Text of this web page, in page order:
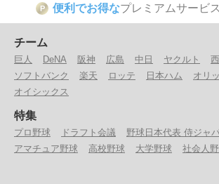
P 便利でお得なプレミアムサービ
チーム
巨人 DeNA 阪神 広島 中日 ヤクルト
ソフトバンク
楽天 ロッテ 日本ハム オリ
オイシックス
特集
プロ野球 ドラフト会議
野球日本代表 侍ジャ
アマチュア野球
高校野球 大学野球 社会人